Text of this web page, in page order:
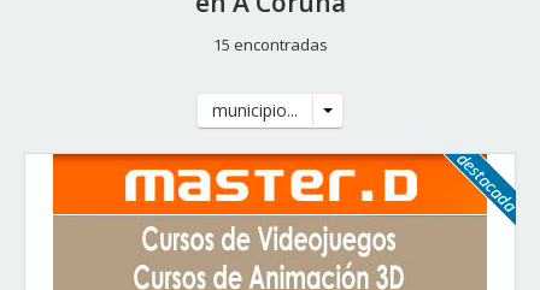
15 encontradas
municipio...